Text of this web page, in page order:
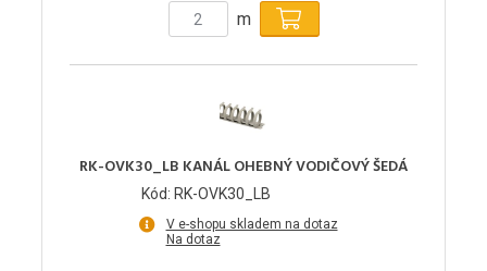
m
RK-OVK30_LB KANÁL OHEBNÝ VODIČOVÝ ŠEDÁ
Kód: RK-OVK30_LB
V e-shopu skladem na dotaz
Na dotaz